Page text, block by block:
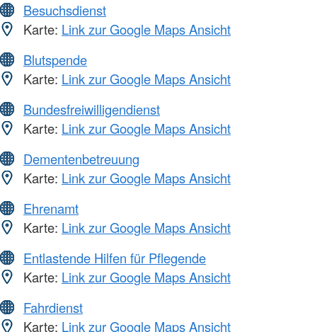
Besuchsdienst
Karte: Link zur Google Maps Ansicht
Blutspende
Karte: Link zur Google Maps Ansicht
Bundesfreiwilligendienst
Karte: Link zur Google Maps Ansicht
Dementenbetreuung
Karte: Link zur Google Maps Ansicht
Ehrenamt
Karte: Link zur Google Maps Ansicht
Entlastende Hilfen für Pflegende
Karte: Link zur Google Maps Ansicht
Fahrdienst
Karte: Link zur Google Maps Ansicht